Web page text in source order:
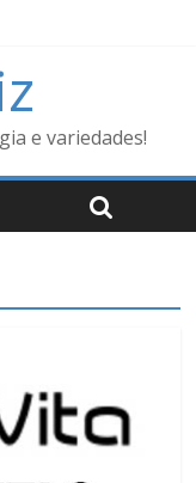
e variedades!